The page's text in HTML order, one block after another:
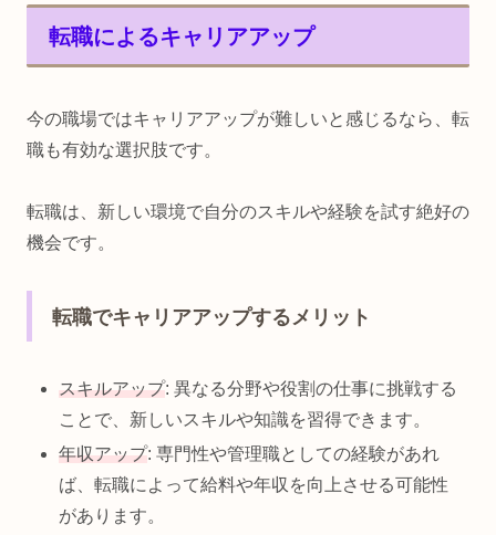
転職によるキャリアアップ
今の職場ではキャリアアップが難しいと感じるなら、転
職も有効な選択肢です。
転職は、新しい環境で自分のスキルや経験を試す絶好の
機会です。
転職でキャリアアップするメリット
スキルアップ: 異なる分野や役割の仕事に挑戦する
ことで、新しいスキルや知識を習得できます。
年収アップ: 専門性や管理職としての経験があれ
ば、転職によって給料や年収を向上させる可能性
があります。